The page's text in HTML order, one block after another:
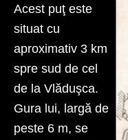
Acest puţ este
situat cu
aproximativ 3 km
spre sud de cel
de la Vlăduşca.
Gura lui, largă de
peste 6 m, se